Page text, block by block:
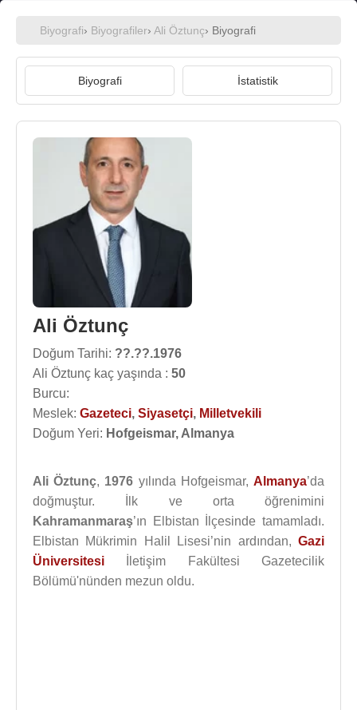
Biyografi› Biyografiler› Ali Öztunç› Biyografi
Biyografi İstatistik
Ali Öztunç
Doğum Tarihi: ??.??.1976
Ali Öztunç kaç yaşında : 50
Burcu:
Meslek: Gazeteci, Siyasetçi, Milletvekili
Doğum Yeri: Hofgeismar, Almanya
Ali Öztunç, 1976 yılında Hofgeismar,Almanya’da
doğmuştur. İlk ve orta öğrenimini
Kahramanmaraş’ın Elbistan İlçesinde tamamladı.
Elbistan Mükrimin Halil Lisesi’nin ardından, Gazi
Üniversitesi İletişim Fakültesi Gazetecilik
Bölümü'nünden mezun oldu.